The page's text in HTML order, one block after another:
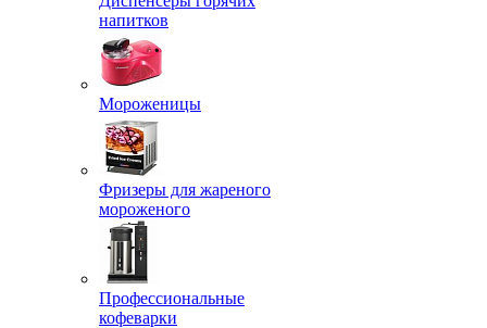
напитков
Мороженицы
Фризеры для жареного
мороженого
Профессиональные
кофеварки